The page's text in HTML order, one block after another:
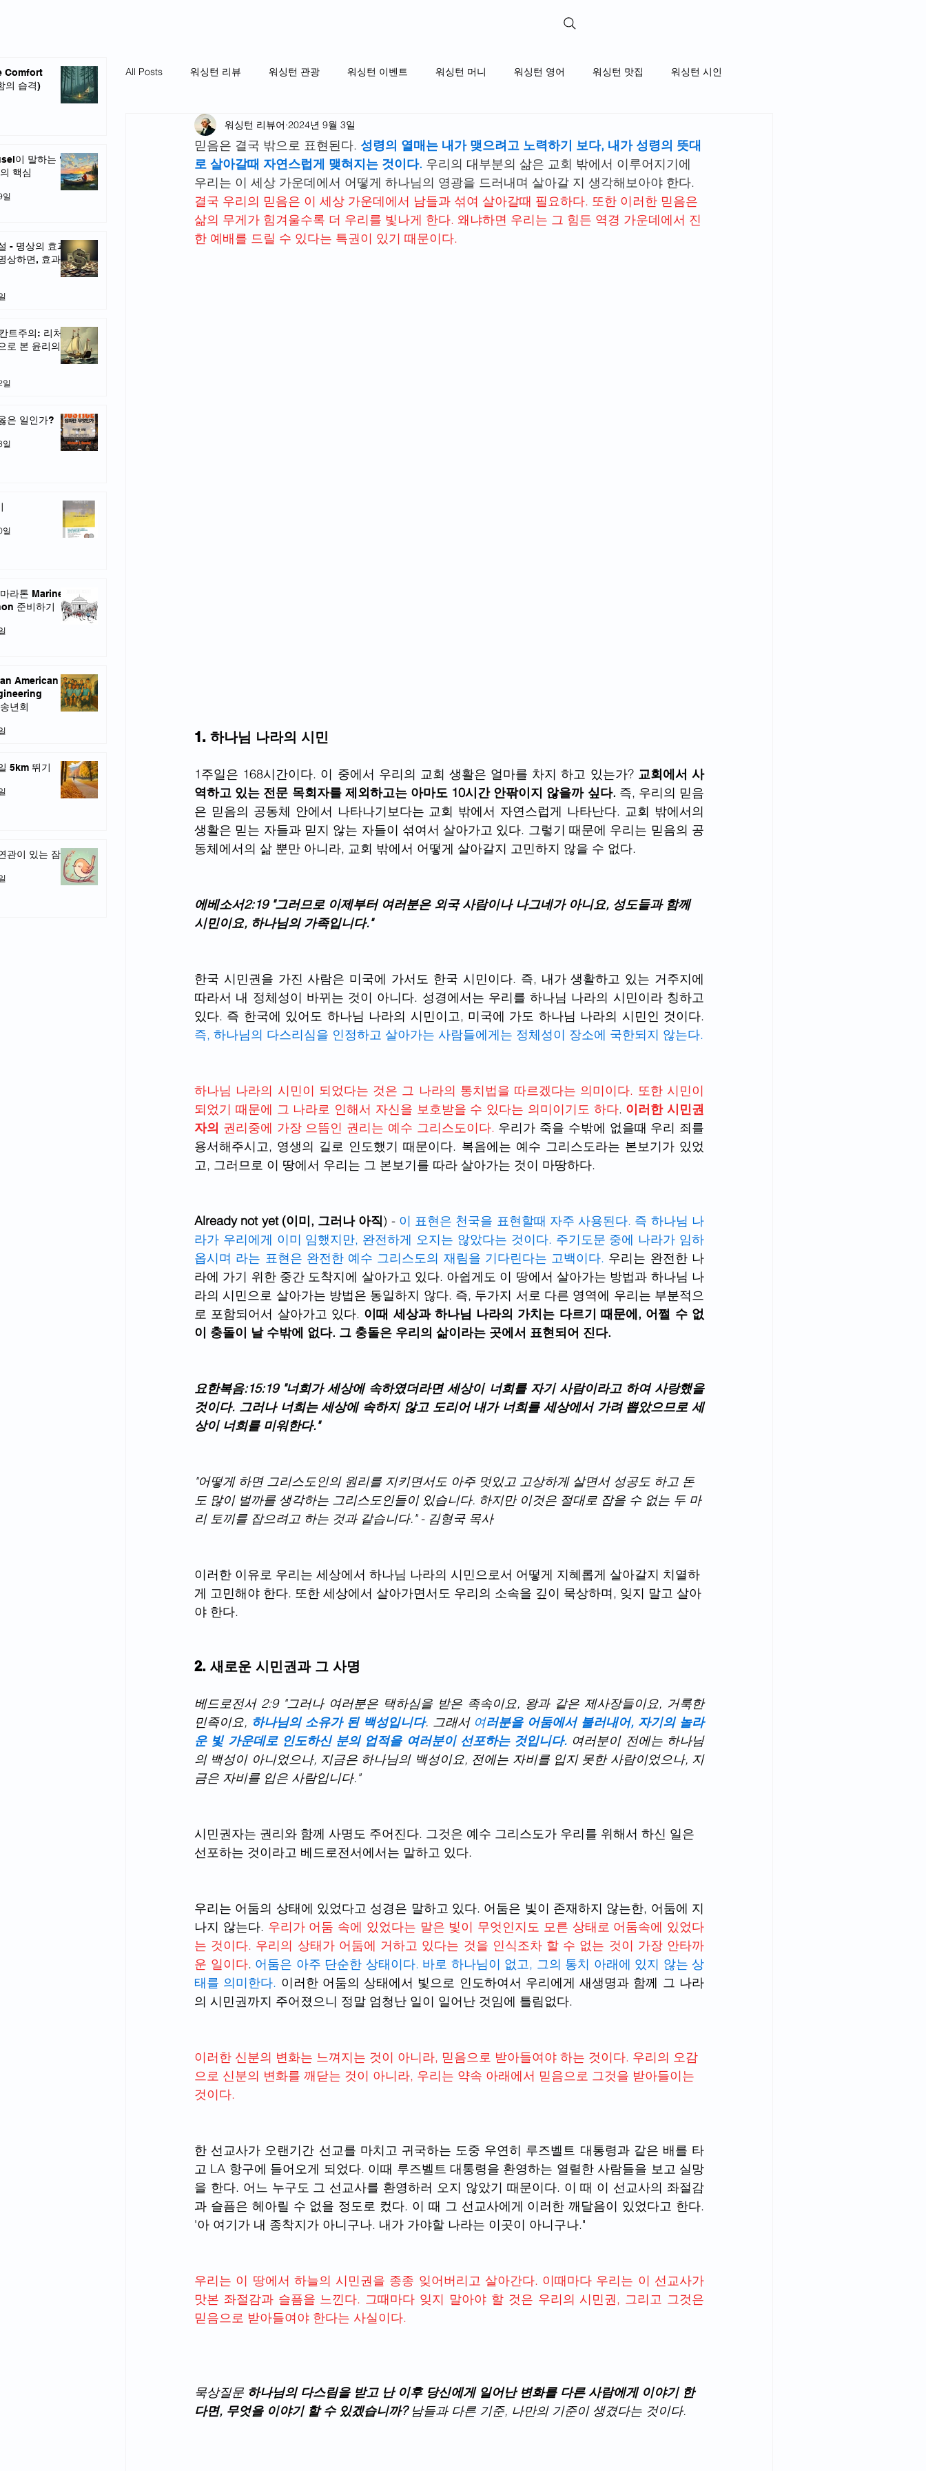
Comfort
의 습격)
이 말하는 ‘돈
핵심
일
- 명상의 효과
상하면, 효과를
트주의: 리처
로 본 윤리의
일
은 일인가?
일
일
라톤 Marine
준비하기
American
년회
5km 뛰기
관이 있는 잠
All Posts 워싱턴 리뷰 워싱턴 관광 워싱턴 이벤트 워싱턴 머니 워싱턴 영어 워싱턴 맛집 워싱턴 시인
워싱턴 리뷰어 2024년 9월 3일
믿음은 결국 밖으로 표현된다. 성령의 열매는 내가 맺으려고 노력하기 보다, 내가 성령의 뜻대
로 살아갈때 자연스럽게 맺혀지는 것이다. 우리의 대부분의 삶은 교회 밖에서 이루어지기에
우리는 이 세상 가운데에서 어떻게 하나님의 영광을 드러내며 살아갈 지 생각해보아야 한다.
결국 우리의 믿음은 이 세상 가운데에서 남들과 섞여 살아갈때 필요하다. 또한 이러한 믿음은
삶의 무게가 힘겨울수록 더 우리를 빛나게 한다. 왜냐하면 우리는 그 힘든 역경 가운데에서 진
한 예배를 드릴 수 있다는 특권이 있기 때문이다.
1. 하나님 나라의 시민
1주일은 168시간이다. 이 중에서 우리의 교회 생활은 얼마를 차지 하고 있는가? 교회에서 사
역하고 있는 전문 목회자를 제외하고는 아마도 10시간 안팎이지 않을까 싶다. 즉, 우리의 믿음
은 믿음의 공동체 안에서 나타나기보다는 교회 밖에서 자연스럽게 나타난다. 교회 밖에서의
생활은 믿는 자들과 믿지 않는 자들이 섞여서 살아가고 있다. 그렇기 때문에 우리는 믿음의 공
동체에서의 삶 뿐만 아니라, 교회 밖에서 어떻게 살아갈지 고민하지 않을 수 없다.
에베소서2:19 "그러므로 이제부터 여러분은 외국 사람이나 나그네가 아니요, 성도들과 함께
시민이요, 하나님의 가족입니다."
한국 시민권을 가진 사람은 미국에 가서도 한국 시민이다. 즉, 내가 생활하고 있는 거주지에
따라서 내 정체성이 바뀌는 것이 아니다. 성경에서는 우리를 하나님 나라의 시민이라 칭하고
즉, 하나님의 다스리심을 인정하고 살아가는 사람들에게는 정체성이 장소에 국한되지 않는다.
하나님 나라의 시민이 되었다는 것은 그 나라의 통치법을 따르겠다는 의미이다. 또한 시민이
되었기 때문에 그 나라로 인해서 자신을 보호받을 수 있다는 의미이기도 하다. 이러한 시민권
자의 권리중에 가장 으뜸인 권리는 예수 그리스도이다. 우리가 죽을 수밖에 없을때 우리 죄를
용서해주시고, 영생의 길로 인도했기 때문이다. 복음에는 예수 그리스도라는 본보기가 있었
고, 그러므로 이 땅에서 우리는 그 본보기를 따라 살아가는 것이 마땅하다.
Already not yet (이미, 그러나 아직) - 이 표현은 천국을 표현할때 자주 사용된다. 즉 하나님 나
라가 우리에게 이미 임했지만, 완전하게 오지는 않았다는 것이다. 주기도문 중에 나라가 임하
옵시며 라는 표현은 완전한 예수 그리스도의 재림을 기다린다는 고백이다. 우리는 완전한 나
라에 가기 위한 중간 도착지에 살아가고 있다. 아쉽게도 이 땅에서 살아가는 방법과 하나님 나
라의 시민으로 살아가는 방법은 동일하지 않다. 즉, 두가지 서로 다른 영역에 우리는 부분적으
로 포함되어서 살아가고 있다. 이때 세상과 하나님 나라의 가치는 다르기 때문에, 어쩔 수 없
이 충돌이 날 수밖에 없다. 그 충돌은 우리의 삶이라는 곳에서 표현되어 진다.
요한복음:15:19 "너희가 세상에 속하였더라면 세상이 너희를 자기 사람이라고 하여 사랑했을
것이다. 그러나 너희는 세상에 속하지 않고 도리어 내가 너희를 세상에서 가려 뽑았으므로 세
상이 너희를 미워한다."
"어떻게 하면 그리스도인의 원리를 지키면서도 아주 멋있고 고상하게 살면서 성공도 하고 돈
도 많이 벌까를 생각하는 그리스도인들이 있습니다. 하지만 이것은 절대로 잡을 수 없는 두 마
리 토끼를 잡으려고 하는 것과 같습니다." - 김형국 목사
이러한 이유로 우리는 세상에서 하나님 나라의 시민으로서 어떻게 지혜롭게 살아갈지 치열하
게 고민해야 한다. 또한 세상에서 살아가면서도 우리의 소속을 깊이 묵상하며, 잊지 말고 살아
야 한다.
2. 새로운 시민권과 그 사명
베드로전서 2:9 "그러나 여러분은 택하심을 받은 족속이요, 왕과 같은 제사장들이요, 거룩한
민족이요, 하나님의 소유가 된 백성입니다. 그래서 여러분을 어둠에서 불러내어, 자기의 놀라
운 빛 가운데로 인도하신 분의 업적을 여러분이 선포하는 것입니다. 여러분이 전에는 하나님
의 백성이 아니었으나, 지금은 하나님의 백성이요, 전에는 자비를 입지 못한 사람이었으나, 지
금은 자비를 입은 사람입니다."
시민권자는 권리와 함께 사명도 주어진다. 그것은 예수 그리스도가 우리를 위해서 하신 일은
선포하는 것이라고 베드로전서에서는 말하고 있다.
우리는 어둠의 상태에 있었다고 성경은 말하고 있다. 어둠은 빛이 존재하지 않는한, 어둠에 지
나지 않는다. 우리가 어둠 속에 있었다는 말은 빛이 무엇인지도 모른 상태로 어둠속에 있었다
는 것이다. 우리의 상태가 어둠에 거하고 있다는 것을 인식조차 할 수 없는 것이 가장 안타까
운 일이다. 어둠은 아주 단순한 상태이다. 바로 하나님이 없고, 그의 통치 아래에 있지 않는 상
태를 의미한다. 이러한 어둠의 상태에서 빛으로 인도하여서 우리에게 새생명과 함께 그 나라
의 시민권까지 주어졌으니 정말 엄청난 일이 일어난 것임에 틀림없다.
이러한 신분의 변화는 느껴지는 것이 아니라, 믿음으로 받아들여야 하는 것이다. 우리의 오감
으로 신분의 변화를 깨닫는 것이 아니라, 우리는 약속 아래에서 믿음으로 그것을 받아들이는
것이다.
한 선교사가 오랜기간 선교를 마치고 귀국하는 도중 우연히 루즈벨트 대통령과 같은 배를 타
고 LA 항구에 들어오게 되었다. 이때 루즈벨트 대통령을 환영하는 열렬한 사람들을 보고 실망
을 한다. 어느 누구도 그 선교사를 환영하러 오지 않았기 때문이다. 이 때 이 선교사의 좌절감
과 슬픔은 헤아릴 수 없을 정도로 컸다. 이 때 그 선교사에게 이러한 깨달음이 있었다고 한다.
'아 여기가 내 종착지가 아니구나. 내가 가야할 나라는 이곳이 아니구나."
우리는 이 땅에서 하늘의 시민권을 종종 잊어버리고 살아간다. 이때마다 우리는 이 선교사가
맛본 좌절감과 슬픔을 느낀다. 그때마다 잊지 말아야 할 것은 우리의 시민권, 그리고 그것은
믿음으로 받아들여야 한다는 사실이다.
묵상질문 하나님의 다스림을 받고 난 이후 당신에게 일어난 변화를 다른 사람에게 이야기 한
다면, 무엇을 이야기 할 수 있겠습니까? 남들과 다른 기준, 나만의 기준이 생겼다는 것이다.